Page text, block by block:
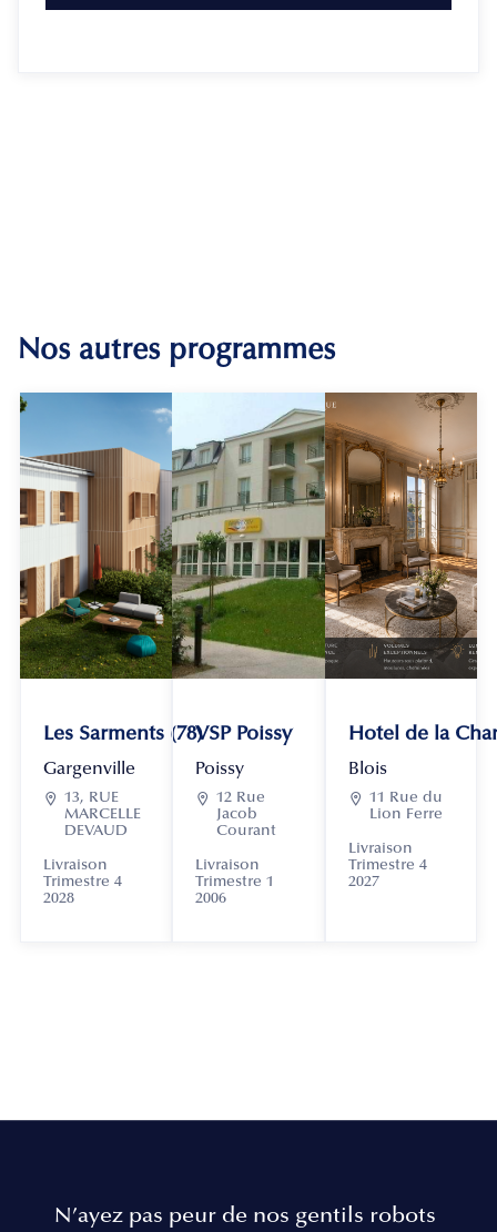
Nos autres programmes
Les Sarments (78)
Gargenville
 13, RUE
MARCELLE
DEVAUD
Livraison
Trimestre 4
2028
VSP Poissy
Poissy
 12 Rue
Jacob
Courant
Livraison
Trimestre 1
2006
Hotel de la
Blois
 11 Rue du
Lion Ferre
Livraison
Trimestre 4
2027
N’ayez pas peur de nos gentils robots